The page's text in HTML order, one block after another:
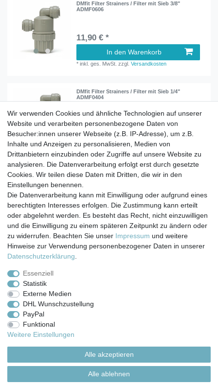
DMfit Filter Strainers / Filter mit Sieb 3/8"
ADMF0606
11,90 € *
In den Warenkorb
*inkl. ges. MwSt. zzgl.Versandkosten
DMfit Filter Strainers / Filter mit Sieb 1/4"
ADMF0404
9,90 € *
In den Warenkorb
*inkl. ges. MwSt.zzgl. Versandkosten
Impressum Daten­schutz­erklärung AGB
Barrierefreiheitserklärung Widerrufs­recht
Versand- & Zahlungsbedingungen
Wir verwenden Cookies und ähnliche Technologien auf unserer
Website und verarbeiten personenbezogene Daten von
Besucher:innen unserer Webseite (z.B. IP-Adresse), um z.B.
Inhalte und Anzeigen zu personalisieren, Medien von
Drittanbietern einzubinden oder Zugriffe auf unsere Website zu
analysieren. Die Datenverarbeitung erfolgt erst durch gesetzte
Cookies. Wir teilen diese Daten mit Dritten, die wir in den
Einstellungen benennen.
Die Datenverarbeitung kann mit Einwilligung oder aufgrund eines
berechtigten Interesses erfolgen. Die Zustimmung kann erteilt
oder abgelehnt werden. Es besteht das Recht, nicht einzuwilligen
und die Einwilligung zu einem späteren Zeitpunkt zu ändern oder
zu widerrufen. Beachten Sie unser Impressum und weitere
Hinweise zur Verwendung personenbezogener Daten in unserer
Daten­schutz­erklärung
Essenziell
Statistik
Externe Medien
DHL Wunschzustellung
PayPal
Funktional
Weitere Einstellungen
Alle akzeptieren
Alle ablehnen